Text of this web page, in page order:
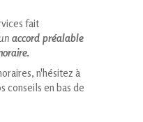
fait
accord préalable
n'hésitez à
conseils en bas de